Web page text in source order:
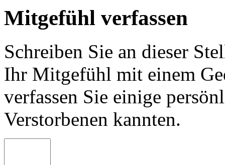
Mitgefühl verfassen
Schreiben Sie an dieser
Ihr Mitgefühl mit einem
verfassen Sie einige
Verstorbenen kannten.